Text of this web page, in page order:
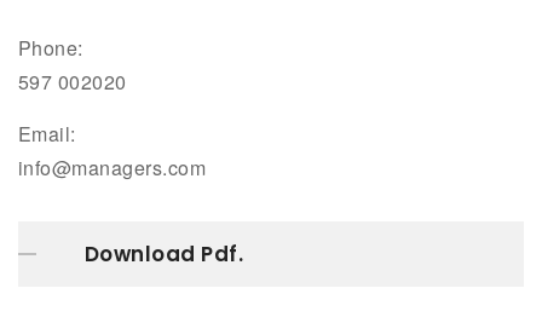
Phone:
597 002020
Email:
info@managers.com
Download Pdf.